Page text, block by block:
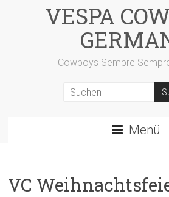
VESPA
Cowboys Sempre
Menü
VC